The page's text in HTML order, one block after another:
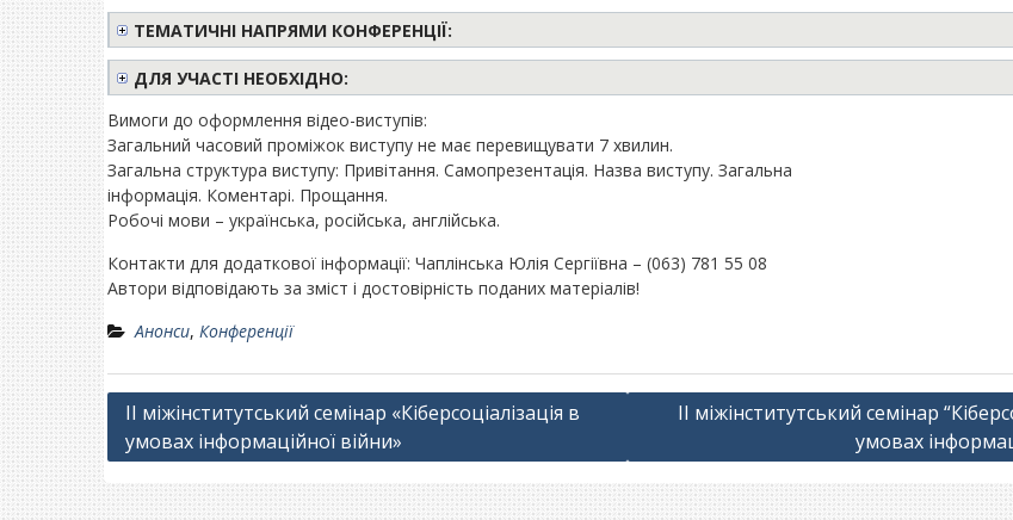
ТЕМАТИЧНІ НАПРЯМИ КОНФЕРЕНЦІЇ:
ДЛЯ УЧАСТІ НЕОБХІДНО:
Вимоги до оформлення відео-виступів:
Загальний часовий проміжок виступу не має перевищувати 7 хвилин.
Загальна структура виступу: Привітання. Самопрезентація. Назва виступу. Загальна
інформація. Коментарі. Прощання.
Робочі мови – українська, російська, англійська.
Контакти для додаткової інформації: Чаплінська Юлія Сергіївна – (063) 781 55 08
Автори відповідають за зміст і достовірність поданих матеріалів!
Анонси, Конференції
Навігація
записів
II міжінститутський семінар «Кіберсоціалізація в
умовах інформаційної війни»
II міжінститутський семінар
умовах